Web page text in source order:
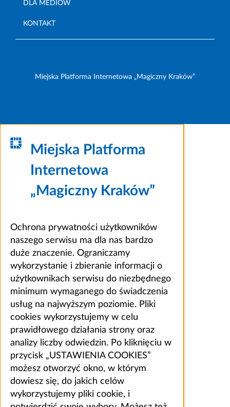
DLA MEDIÓW
KONTAKT
Miejska Platforma Internetowa „Magiczny Kraków”
Miejska Platforma
Internetowa
„Magiczny Kraków”
Ochrona prywatności użytkowników
naszego serwisu ma dla nas bardzo
duże znaczenie. Ograniczamy
wykorzystanie i zbieranie informacji o
użytkownikach serwisu do niezbędnego
minimum wymaganego do świadczenia
usług na najwyższym poziomie. Pliki
cookies wykorzystujemy w celu
prawidłowego działania strony oraz
analizy liczby odwiedzin. Po kliknięciu w
przycisk „USTAWIENIA COOKIES”
możesz otworzyć okno, w którym
dowiesz się, do jakich celów
wykorzystujemy pliki cookie, i